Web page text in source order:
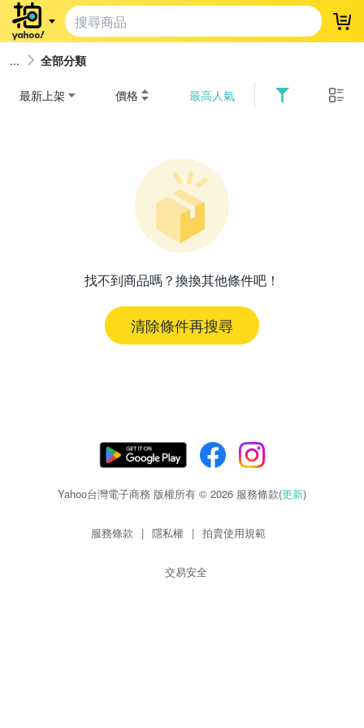
登
全部分類
最新上架 價格 最高人氣
找不到商品嗎？換換其他條件吧！
清除條件再搜尋
Yahoo台灣電子商務 版權所有 © 2026 服務條款(更新)
服務條款 | 隱私權 | 拍賣使用規範
交易安全